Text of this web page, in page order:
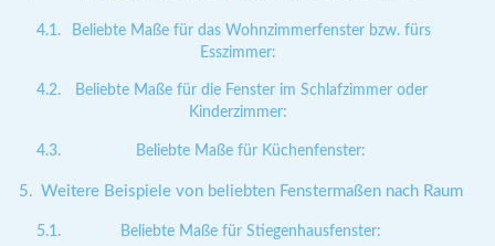
Beliebte Maße für das Wohnzimmerfenster bzw. fürs
Esszimmer:
Beliebte Maße für die Fenster im Schlafzimmer oder
Kinderzimmer:
Beliebte Maße für Küchenfenster:
Weitere Beispiele von beliebten Fenstermaßen nach Raum
Beliebte Maße für Stiegenhausfenster: